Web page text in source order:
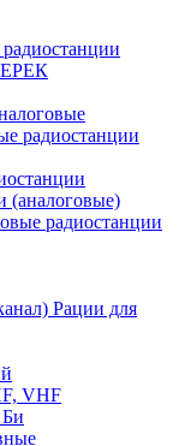
радиостанции
(аналоговые)
радиостанции
Рации для
VHF